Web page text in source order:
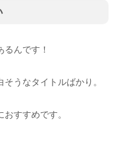
んです！
うなタイトルばかり。
すすめです。